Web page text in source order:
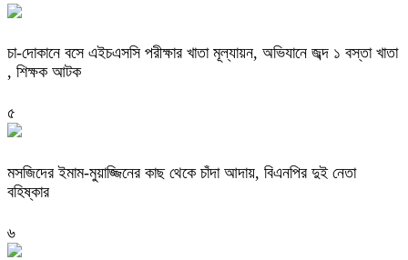
চা-দোকানে বসে এইচএসসি পরীক্ষার খাতা মূল্যায়ন, অভিযানে জব্দ ১ বস্তা খাতা
, শিক্ষক আটক
৫
মসজিদের ইমাম-মুয়াজ্জিনের কাছ থেকে চাঁদা আদায়, বিএনপির দুই নেতা
বহিষ্কার
৬